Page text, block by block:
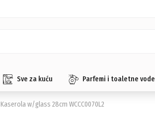
Sve za kuću Parfemi i toaletne vode
Kaserola w/glass 28cm WCCC0070L2